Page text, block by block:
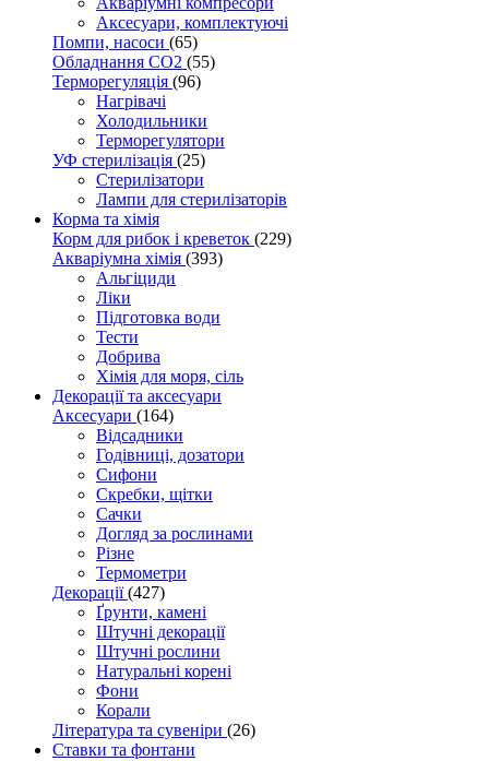
Аксесуари, комплектуючі
Помпи, насоси (65)
Обладнання CO2 (55)
Терморегуляція (96)
Нагрівачі
Холодильники
Терморегулятори
УФ стерилізація (25)
Стерилізатори
Лампи для стерилізаторів
Корма та хімія
Корм для рибок і креветок (229)
Акваріумна хімія (393)
Альгіциди
Ліки
Підготовка води
Тести
Добрива
Хімія для моря, сіль
Декорації та аксесуари
Аксесуари (164)
Відсадники
Годівниці, дозатори
Сифони
Скребки, щітки
Сачки
Догляд за рослинами
Різне
Термометри
Декорації(427)
Ґрунти, камені
Штучні декорації
Штучні рослини
Натуральні корені
Фони
Корали
Література та сувеніри (26)
Ставки та фонтани